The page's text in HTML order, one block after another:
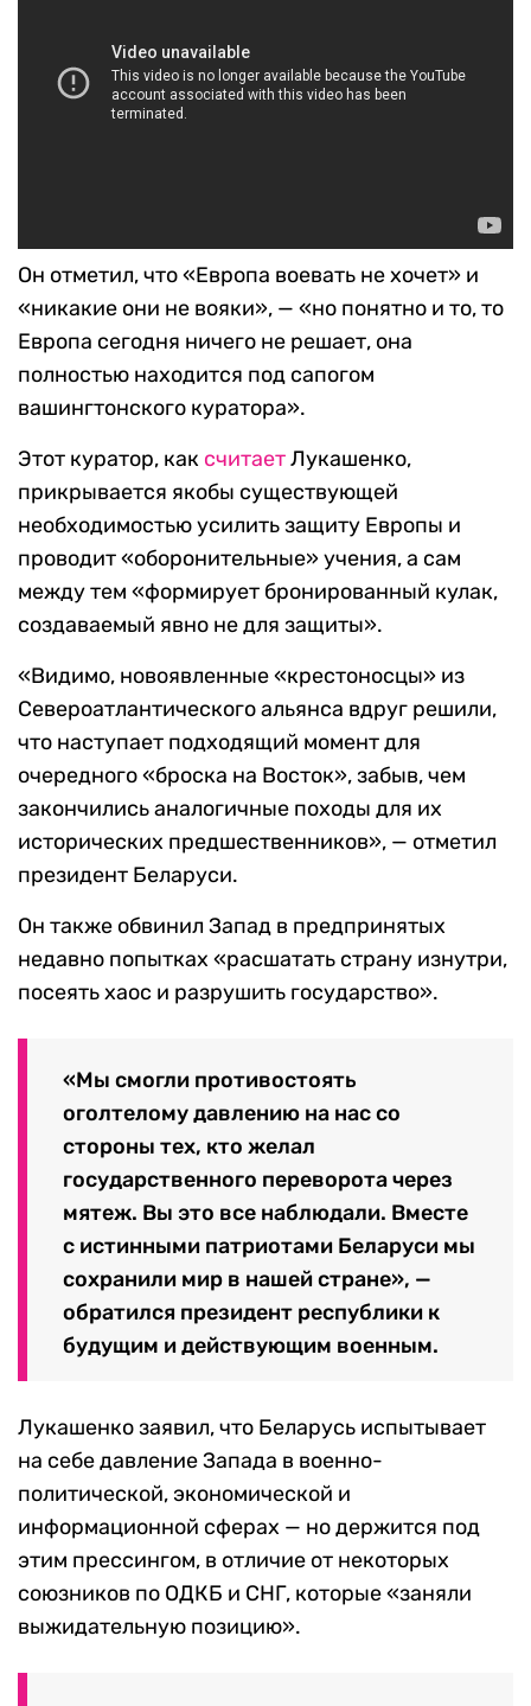
Он отметил, что «Европа воевать не хочет» и
«никакие они не вояки», — «но понятно и то, то
Европа сегодня ничего не решает, она
полностью находится под сапогом
вашингтонского куратора».
Этот куратор, как считаетЛукашенко,
прикрывается якобы существующей
необходимостью усилить защиту Европы и
проводит «оборонительные» учения, а сам
между тем «формирует бронированный кулак,
создаваемый явно не для защиты».
«Видимо, новоявленные «крестоносцы» из
Североатлантического альянса вдруг решили,
что наступает подходящий момент для
очередного «броска на Восток», забыв, чем
закончились аналогичные походы для их
исторических предшественников», — отметил
президент Беларуси.
Он также обвинил Запад в предпринятых
недавно попытках «расшатать страну изнутри,
посеять хаос и разрушить государство».
«Мы смогли противостоять
оголтелому давлению на нас со
стороны тех, кто желал
государственного переворота через
мятеж. Вы это все наблюдали. Вместе
с истинными патриотами Беларуси мы
сохранили мир в нашей стране», —
обратился президент республики к
будущим и действующим военным.
Лукашенко заявил, что Беларусь испытывает
на себе давление Запада в военно-
политической, экономической и
информационной сферах — но держится под
этим прессингом, в отличие от некоторых
союзников по ОДКБ и СНГ, которые «заняли
выжидательную позицию».